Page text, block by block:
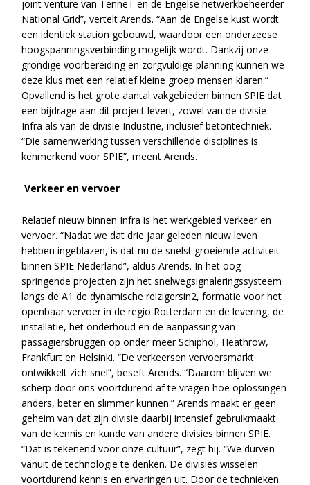
joint venture van TenneT en de Engelse netwerkbeheerder
National Grid”, vertelt Arends. “Aan de Engelse kust wordt
een identiek station gebouwd, waardoor een onderzeese
hoogspanningsverbinding mogelijk wordt. Dankzij onze
grondige voorbereiding en zorgvuldige planning kunnen we
deze klus met een relatief kleine groep mensen klaren.”
Opvallend is het grote aantal vakgebieden binnen SPIE dat
een bijdrage aan dit project levert, zowel van de divisie
Infra als van de divisie Industrie, inclusief betontechniek.
“Die samenwerking tussen verschillende disciplines is
kenmerkend voor SPIE”, meent Arends.
Verkeer en vervoer
Relatief nieuw binnen Infra is het werkgebied verkeer en
vervoer. “Nadat we dat drie jaar geleden nieuw leven
hebben ingeblazen, is dat nu de snelst groeiende activiteit
binnen SPIE Nederland”, aldus Arends. In het oog
springende projecten zijn het snelwegsignaleringssysteem
langs de A1 de dynamische reizigersin2, formatie voor het
openbaar vervoer in de regio Rotterdam en de levering, de
installatie, het onderhoud en de aanpassing van
passagiersbruggen op onder meer Schiphol, Heathrow,
Frankfurt en Helsinki. “De verkeersen vervoersmarkt
ontwikkelt zich snel”, beseft Arends. “Daarom blijven we
scherp door ons voortdurend af te vragen hoe oplossingen
anders, beter en slimmer kunnen.” Arends maakt er geen
geheim van dat zijn divisie daarbij intensief gebruikmaakt
van de kennis en kunde van andere divisies binnen SPIE.
“Dat is tekenend voor onze cultuur”, zegt hij. “We durven
vanuit de technologie te denken. De divisies wisselen
voortdurend kennis en ervaringen uit. Door de technieken